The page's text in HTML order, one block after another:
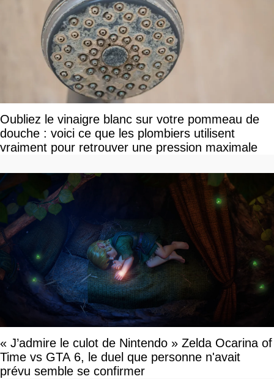
Oubliez le vinaigre blanc sur votre pommeau de
douche : voici ce que les plombiers utilisent
vraiment pour retrouver une pression maximale
« J’admire le culot de Nintendo » Zelda Ocarina of
Time vs GTA 6, le duel que personne n'avait
prévu semble se confirmer